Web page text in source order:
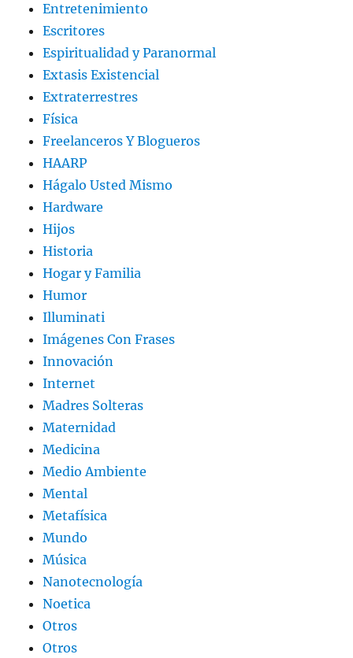
Entretenimiento
Escritores
Espiritualidad y Paranormal
Extasis Existencial
Extraterrestres
Física
Freelanceros Y Blogueros
HAARP
Hágalo Usted Mismo
Hardware
Hijos
Historia
Hogar y Familia
Humor
Illuminati
Imágenes Con Frases
Innovación
Internet
Madres Solteras
Maternidad
Medicina
Medio Ambiente
Mental
Metafísica
Mundo
Música
Nanotecnología
Noetica
Otros
Otros